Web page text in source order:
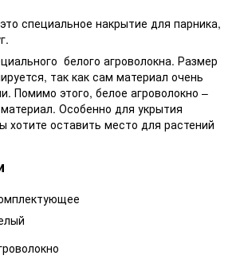
специальное накрытие для парника,
белого агроволокна. Размер
так как сам материал очень
Помимо этого, белое агроволокно –
Особенно для укрытия
хотите оставить место для растений